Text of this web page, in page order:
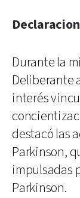
Durante la
Deliberante
interés
destacó las
Parkinson,
impulsadas
Parkinson.